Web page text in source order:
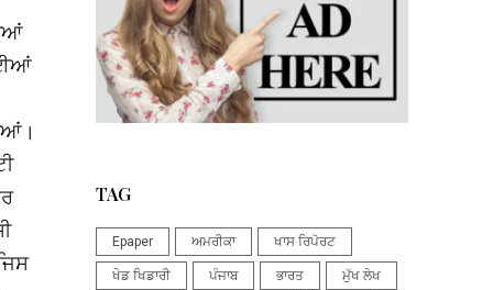
TAG
Epaper ਅਮਰੀਕਾ ਖਾਸ ਰਿਪੋਰਟ
ਖੇਡ ਖਿਡਾਰੀ ਪੰਜਾਬ ਭਾਰਤ ਮੁੱਖ ਲੇਖ